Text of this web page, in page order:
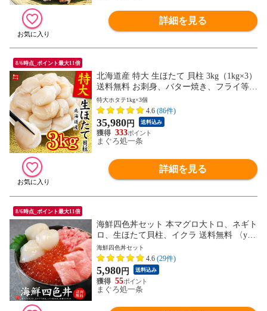
詳細を見る
8/6時点_ポイント最大11倍
北海道産 特大 生ほたて 貝柱 3kg（1kg×3）
送料無料 お刺身、バター焼き、フライ等に
大活躍 [[特大ホタテ1kg-3p]
特大ホタテ1kg×3個
4.6 (86件)
35,980円 送料込み
333
まぐろ処一条
詳細を見る
8/6時点_ポイント最大11倍
海鮮四色丼セット 本マグロ大トロ、ネギト
ロ、生ほたて貝柱、イクラ 送料無料 〈ysd
1〉[[海鮮四色丼]
海鮮四色丼セット
4.6 (29件)
5,980円 送料込み
55
まぐろ処一条